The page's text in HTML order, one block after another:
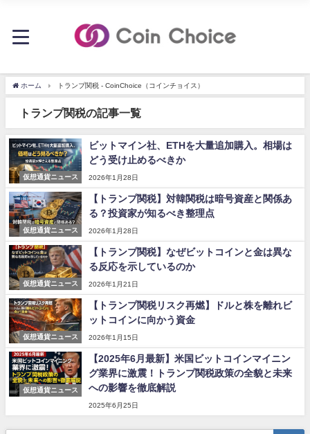
ホーム トランプ関税 - CoinChoice（コインチョイス）
トランプ関税の記事一覧
仮想通貨ニュース
ビットマイン社、ETHを大量追加購入。相場は
どう受け止めるべきか
2026年1月28日
仮想通貨ニュース
【トランプ関税】対韓関税は暗号資産と関係あ
る？投資家が知るべき整理点
2026年1月28日
仮想通貨ニュース
【トランプ関税】なぜビットコインと金は異な
る反応を示しているのか
2026年1月21日
仮想通貨ニュース
【トランプ関税リスク再燃】ドルと株を離れビ
ットコインに向かう資金
2026年1月15日
仮想通貨ニュース
【2025年6月最新】米国ビットコインマイニン
グ業界に激震！トランプ関税政策の全貌と未来
への影響を徹底解説
2025年6月25日